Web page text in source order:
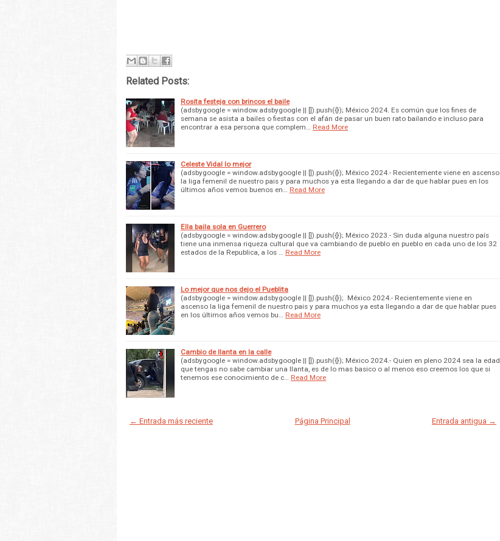
Related Posts:
Rosita festeja con brincos el baile
(adsbygoogle = window.adsbygoogle || []).push({}); México 2024. Es común que los fines de
semana se asista a bailes o fiestas con el afán de pasar un buen rato bailando e incluso para
encontrar a esa persona que complem…
Read More
Celeste Vidal lo mejor
(adsbygoogle = window.adsbygoogle || []).push({}); México 2024.- Recientemente viene en ascenso
la liga femenil de nuestro pais y para muchos ya esta llegando a dar de que hablar pues en los
últimos años vemos buenos en…
Read More
Ella baila sola en Guerrero
(adsbygoogle = window.adsbygoogle || []).push({}); México 2023.- Sin duda alguna nuestro país
tiene una inmensa riqueza cultural que va cambiando de pueblo en pueblo en cada uno de los 32
estados de la Republica, a los …
Read More
Lo mejor que nos dejo el Pueblita
(adsbygoogle = window.adsbygoogle || []).push({}); México 2024.- Recientemente viene en
ascenso la liga femenil de nuestro pais y para muchos ya esta llegando a dar de que hablar pues
en los últimos años vemos bu…
Read More
Cambio de llanta en la calle
(adsbygoogle = window.adsbygoogle || []).push({}); México 2024.- Quien en pleno 2024 sea la edad
que tengas no sabe cambiar una llanta, es de lo mas basico o al menos eso creemos los que si
tenemos ese conocimiento de c…
Read More
← Entrada más reciente Entrada antigua →
Página Principal